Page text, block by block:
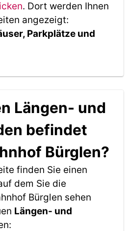
. Dort werden Ihnen
angezeigt:
Parkplätze und
Längen- und
befindet
Bürglen?
finden Sie einen
dem Sie die
Bürglen sehen
Längen- und